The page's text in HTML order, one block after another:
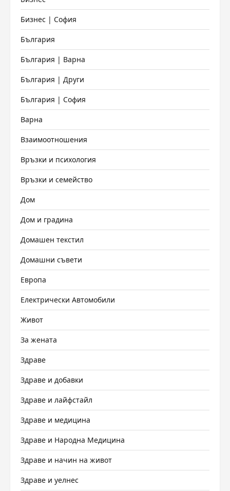
Бизнес | София
България
България | Варна
България | Други
България | София
Варна
Взаимоотношения
Връзки и психология
Връзки и семейство
Дом
Дом и градина
Домашен текстил
Домашни съвети
Европа
Електрически Автомобили
Живот
За жената
Здраве
Здраве и добавки
Здраве и лайфстайл
Здраве и медицина
Здраве и Народна Медицина
Здраве и начин на живот
Здраве и уелнес